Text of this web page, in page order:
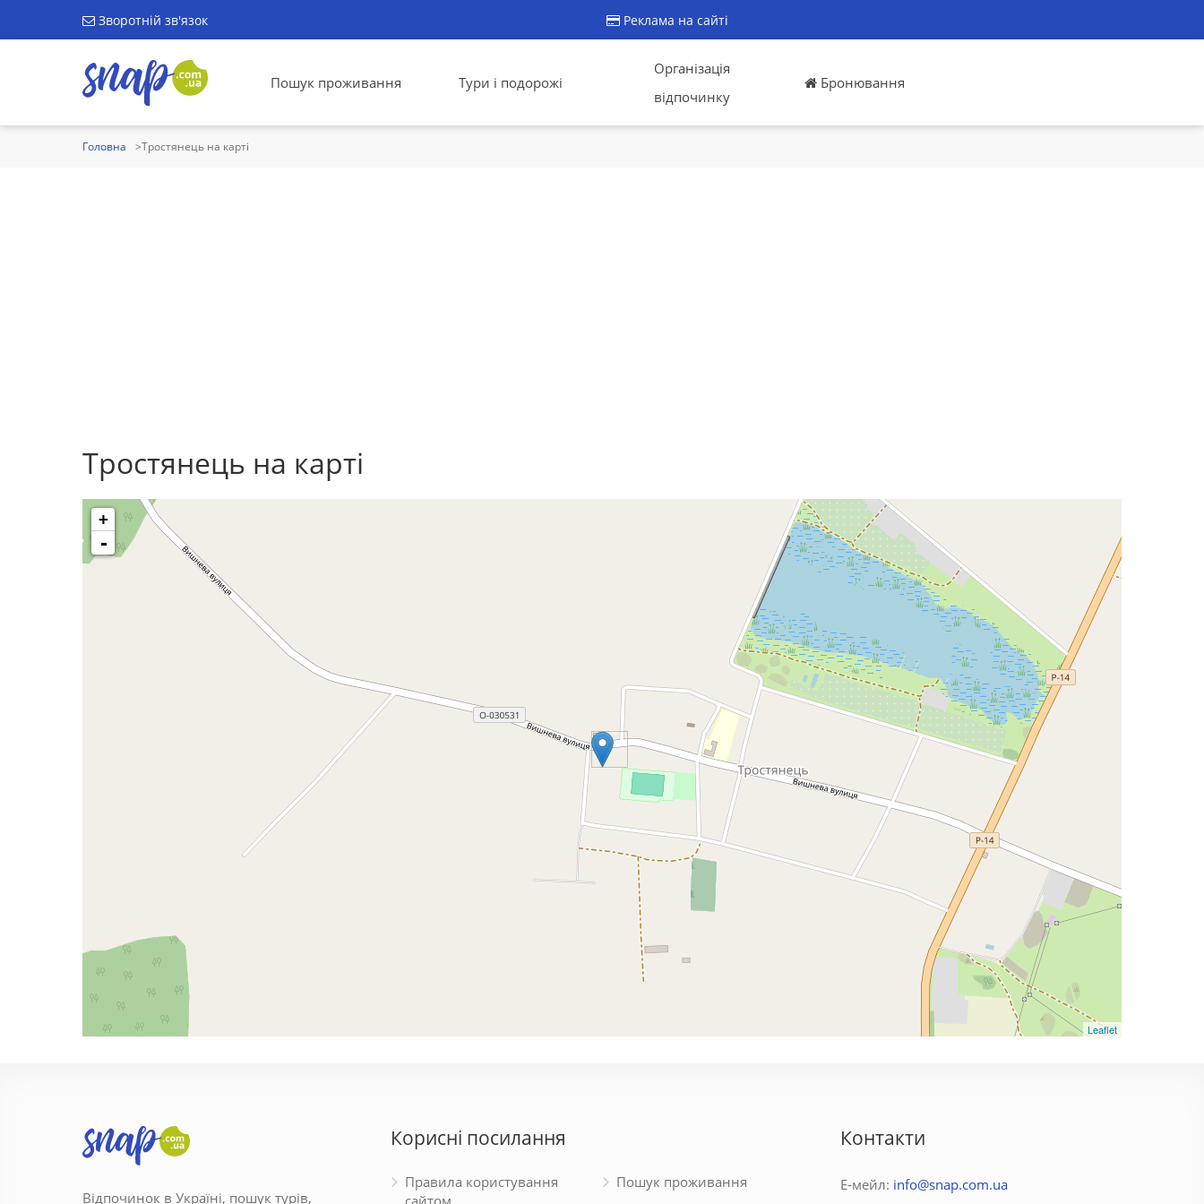
Зворотній зв'язок Реклама на сайті
Пошук проживання Тури і подорожі
Організація
відпочинку
Бронювання
Головна Тростянець на карті
Тростянець на карті
+
-
Leaflet
Відпочинок в Україні, пошук турів,
Корисні посилання
Правила користування
сайтом
Пошук проживання
Контакти
Е-мейл: info@snap.com.ua